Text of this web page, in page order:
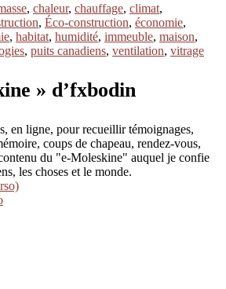
, chaleur, chauffage, climat,
, Éco-construction, économie,
, habitat, humidité, immeuble, maison,
, puits canadiens, ventilation, vitrage
» d’fxbodin
en ligne, pour recueillir témoignages,
coups de chapeau, rendez-vous,
du "e-Moleskine" auquel je confie
les choses et le monde.